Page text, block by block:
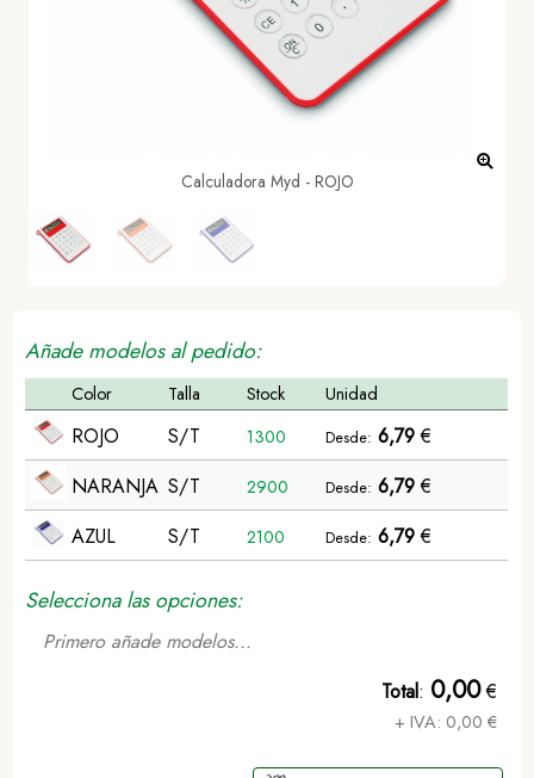
Calculadora Myd - ROJO
Añade modelos al pedido:
Color Talla Stock Unidad
ROJO S/T 1300 Desde: 6,79€
NARANJA S/T 2900 Desde: 6,79€
AZUL
S/T 2100 Desde: 6,79€
Selecciona las opciones:
Primero añade modelos...
Total: 0,00€
+ IVA: 0,00 €